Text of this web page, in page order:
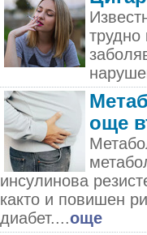
още
инсулинова
както и повишен
диабет....още